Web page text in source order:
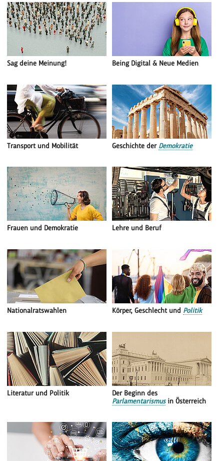
Sag deine Meinung! Being Digital & Neue Medien
Transport und Mobilität Geschichte der Demokratie
Frauen und Demokratie Lehre und Beruf
Nationalratswahlen Körper, Geschlecht und Politik
Literatur und Politik
Der Beginn des
Parlamentarismusin Österreich